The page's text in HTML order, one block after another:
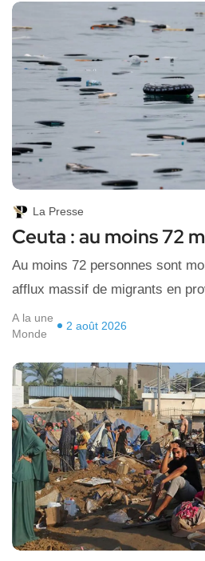
La Presse
Ceuta : au moins 72
Au moins 72 ​personnes sont
afflux ​massif de migrants en
A la une
Monde
2 août 2026